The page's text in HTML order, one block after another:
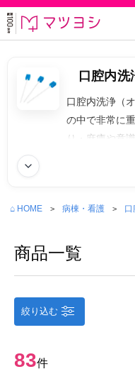
口腔内洗
口腔内洗浄（
の中で非常に
り・麻痺や意
す。使用する
スチャージェ
続きを読む
⌂ HOME 病棟・看護 口
商品一覧
絞り込む
83件